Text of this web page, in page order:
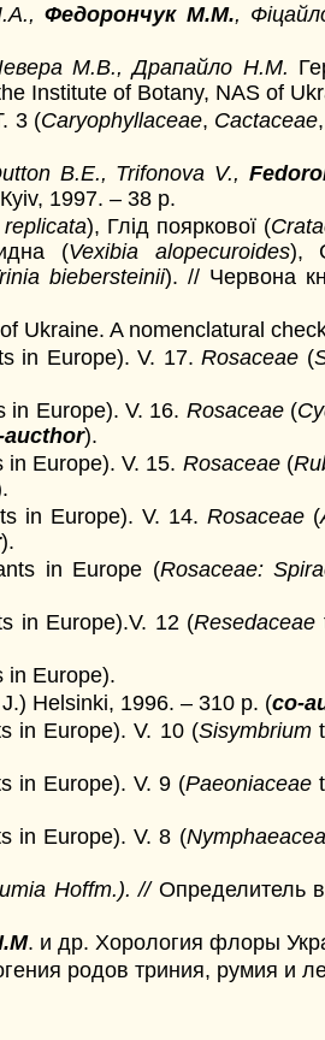
Федорончук М.М.,
М.В., Драпайло Н.М.
Institute of Botany, NAS of
3 (Caryophyllaceae, Cactaceae
B.E., Trifonova V.,
1997. – 38 p.
), Глід пояркової (
(Vexibia alopecuroides),
biebersteinii). // Червона
Ukraine. A nomenclatural
in Europe). V. 17.Rosaceae (
in Europe). V. 16. Rosaceae(
aucthor).
Europe). V. 15. Rosaceae(
in Europe). V. 14. Rosaceae (
).
in Europe (Rosaceae:
in Europe).V. 12 (Resedaceae
in Europe).
Helsinki, 1996. – 310 p. (со-
in Europe). V. 10 (Sisymbrium
in Europe). V. 9 (Paeoniaceae
in Europe). V. 8 (
Hoffm.). //Определитель
. и др. Хорология флоры
родов триния, румия и